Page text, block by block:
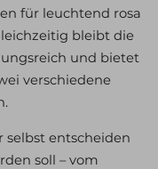
für leuchtend rosa
bleibt die
und bietet
verschiedene
selbst entscheiden
soll – vom